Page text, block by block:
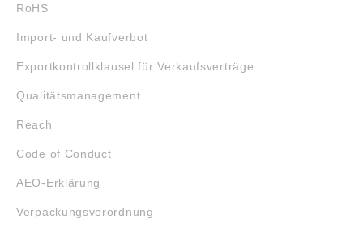
RoHS
Import- und Kaufverbot
Exportkontrollklausel für Verkaufsverträge
Qualitätsmanagement
Reach
Code of Conduct
AEO-Erklärung
Verpackungsverordnung